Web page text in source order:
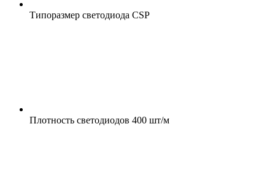
Типоразмер светодиода CSP
Плотность светодиодов 400 шт/м